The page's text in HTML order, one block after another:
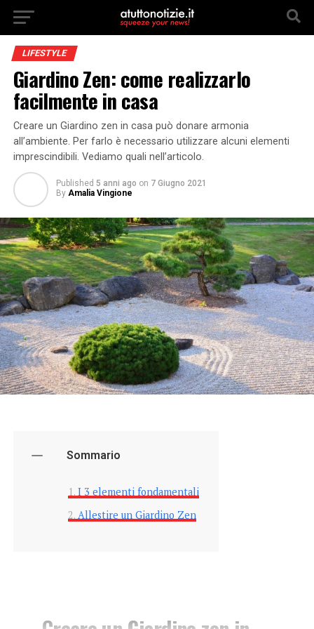
LIFESTYLE
Giardino Zen: come realizzarlo
facilmente in casa
Creare un Giardino zen in casa può donare armonia
all’ambiente. Per farlo è necessario utilizzare alcuni elementi
imprescindibili. Vediamo quali nell’articolo.
Published 5 anni ago on 7 Giugno 2021
By Amalia Vingione
Sommario
I 3 elementi fondamentali
Allestire un Giardino Zen